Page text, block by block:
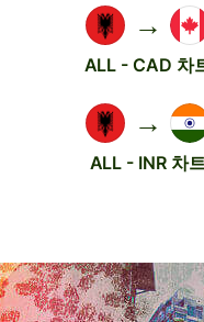
→
ALL - CAD 차
→
ALL - INR 차